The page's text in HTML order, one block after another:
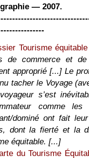
— 2007.
Tourisme
de commerce et
approprié [...] Le
tacher le Voyage
s’est
comme
dominé ont fait
dont la fierté et la
équitable. [...]
du Tourisme